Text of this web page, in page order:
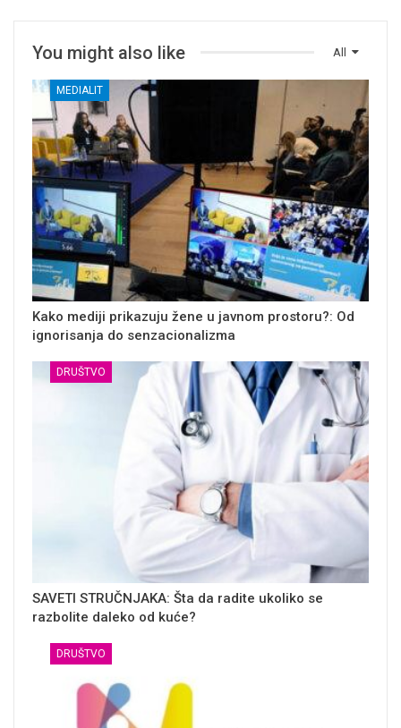
All
You might also like
MEDIALIT
Kako mediji prikazuju žene u javnom prostoru?: Od
ignorisanja do senzacionalizma
DRUŠTVO
SAVETI STRUČNJAKA: Šta da radite ukoliko se
razbolite daleko od kuće?
DRUŠTVO